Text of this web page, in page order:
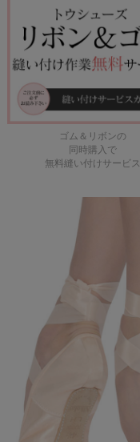
ゴム＆リボンの
同時購入で
無料縫い付けサービス